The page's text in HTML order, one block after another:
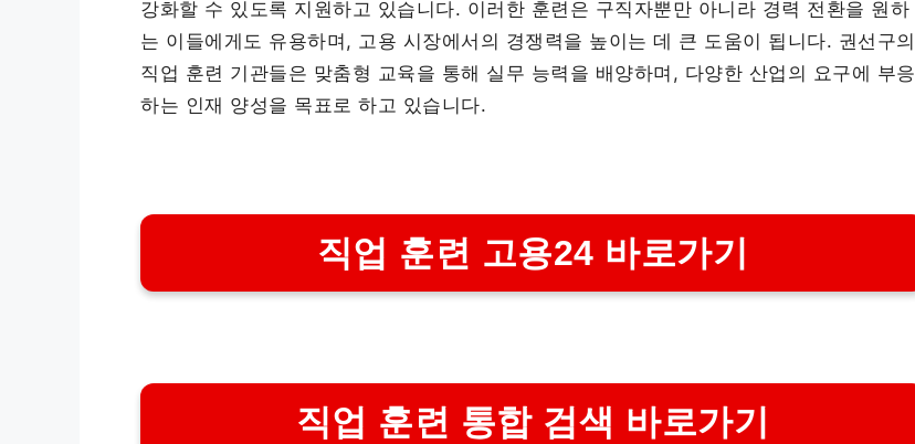
강화할 수 있도록 지원하고 있습니다. 이러한 훈련은 구직자뿐만 아니라 경력 전환을 원하
는 이들에게도 유용하며, 고용 시장에서의 경쟁력을 높이는 데 큰 도움이 됩니다. 권선구의
직업 훈련 기관들은 맞춤형 교육을 통해 실무 능력을 배양하며, 다양한 산업의 요구에 부응
하는 인재 양성을 목표로 하고 있습니다.
직업 훈련 고용24 바로가기
직업 훈련 통합 검색 바로가기